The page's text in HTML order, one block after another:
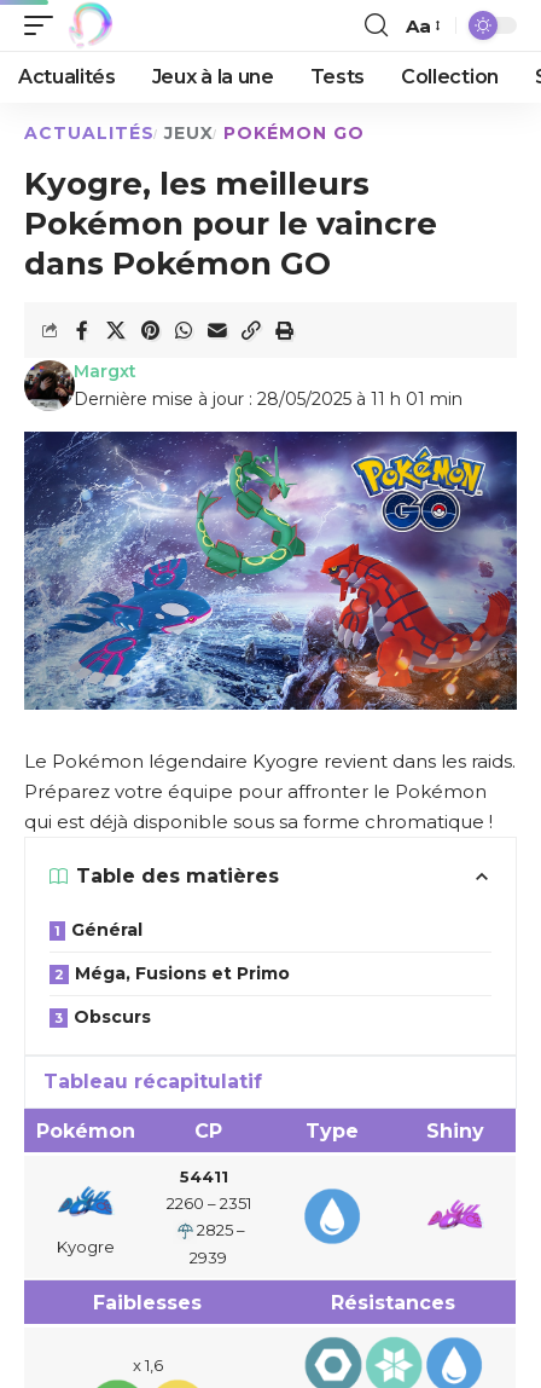
Aa
Actualités Jeux à la une Tests Collection
ACTUALITÉS JEUX POKÉMON GO
Kyogre, les meilleurs
Pokémon pour le vaincre
dans Pokémon GO
Dernière mise à jour : 28/05/2025 à 11 h 01 min
Margxt
Le Pokémon légendaire Kyogre revient dans les raids.
Préparez votre équipe pour affronter le Pokémon
qui est déjà disponible sous sa forme chromatique !
Table des matières
Général
Méga, Fusions et Primo
Obscurs
Tableau récapitulatif
Pokémon CP Type Shiny
Kyogre
54411
2260 – 2351
2825 –
2939
Faiblesses Résistances
x 1,6